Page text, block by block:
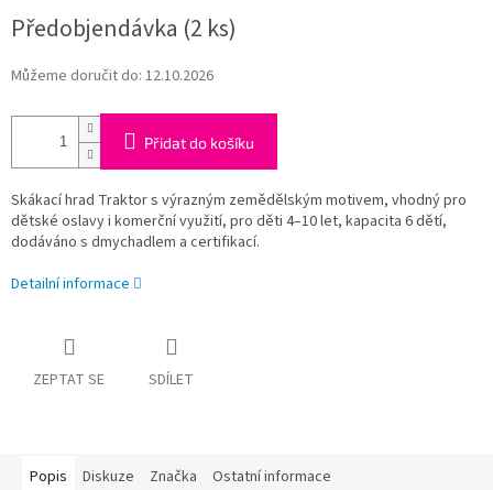
cena:
Předobjendávka (2 ks)
Můžeme doručit do: 12.10.2026
Přidat do košíku
Skákací hrad Traktor s výrazným zemědělským motivem, vhodný pro
dětské oslavy i komerční využití, pro děti 4–10 let, kapacita 6 dětí,
dodáváno s dmychadlem a certifikací.
Detailní informace
ZEPTAT SE SDÍLET
Popis Diskuze Značka Ostatní informace